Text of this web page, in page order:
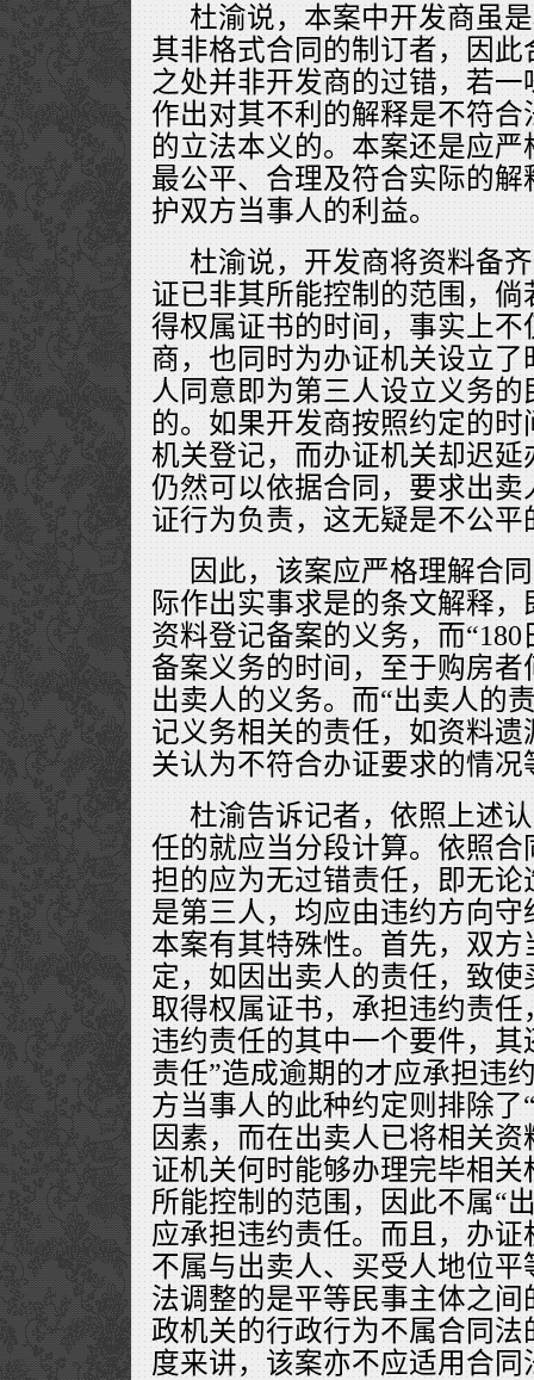
杜渝说，本案中开发商虽
其非格式合同的制订者，因
之处并非开发商的过错，若
作出对其不利的解释是不符
的立法本义的。本案还是应
最公平、合理及符合实际的
护双方当事人的利益。
杜渝说，开发商将资料备
证已非其所能控制的范围，倘
得权属证书的时间，事实上
商，也同时为办证机关设立
人同意即为第三人设立义务
的。如果开发商按照约定的
机关登记，而办证机关却迟
仍然可以依据合同，要求出
证行为负责，这无疑是不公平
因此，该案应严格理解合
际作出实事求是的条文解释
资料登记备案的义务，而
备案义务的时间，至于购房
出卖人的义务。而“出卖人的
记义务相关的责任，如资料
关认为不符合办证要求的情况
杜渝告诉记者，依照上述
任的就应当分段计算。依照
担的应为无过错责任，即无
是第三人，均应由违约方向
本案有其特殊性。首先，双
定，如因出卖人的责任，致
取得权属证书，承担违约责
违约责任的其中一个要件，其
责任”造成逾期的才应承担违
方当事人的此种约定则排除了
因素，而在出卖人已将相关
证机关何时能够办理完毕相
所能控制的范围，因此不属“
应承担违约责任。而且，办
不属与出卖人、买受人地位
法调整的是平等民事主体之
政机关的行政行为不属合同
度来讲，该案亦不应适用合